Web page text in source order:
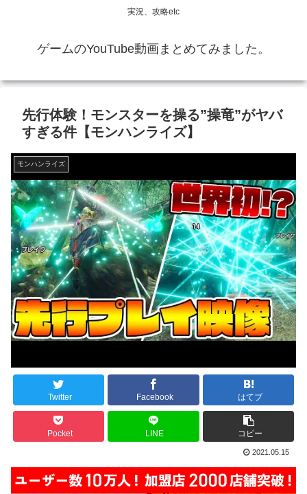
実況、攻略etc
ゲームのYouTube動画まとめてみました。
先行体験！モンスターを操る”操竜”がヤバ
すぎる件【モンハンライズ】
モンハンライズ
Twitter Facebook はてブ
Pocket LINE コピー
2021.05.15